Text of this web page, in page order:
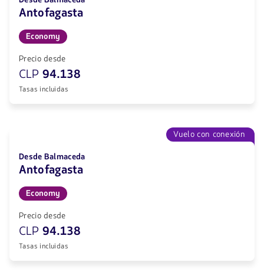
Antofagasta
Economy
Precio desde
CLP 94.138
Tasas incluidas
Vuelo con conexión
Desde Balmaceda
Antofagasta
Economy
Precio desde
CLP 94.138
Tasas incluidas